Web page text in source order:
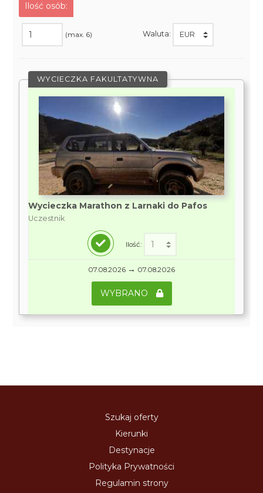
Ilość osób:
(max. 6) Waluta:
WYCIECZKA FAKULTATYWNA
Wycieczka Marathon z Larnaki do Pafos
Uczestnik
Ilość:
07.08.2026 → 07.08.2026
WYBRANO
Szukaj oferty
Kierunki
Destynacje
Polityka Prywatności
Regulamin strony